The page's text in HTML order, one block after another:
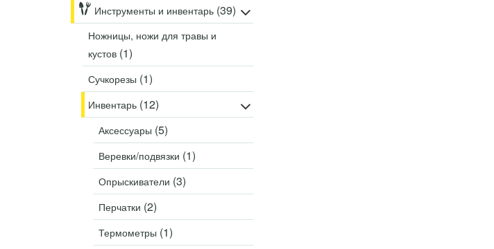
Садовые фигуры
Товары для дома
Теплицы и укрывной материал
Луковичные и клубни
Инструменты и инвентарь (39)
Ножницы, ножи для травы и
кустов (1)
Сучкорезы (1)
Инвентарь (12)
Аксессуары (5)
Веревки/подвязки (1)
Опрыскиватели (3)
Перчатки (2)
Термометры (1)